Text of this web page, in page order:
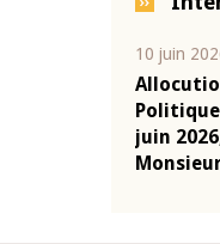
04 mars
mars